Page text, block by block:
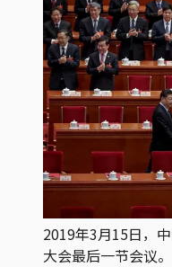
2019年3月15日，
大会最后一节会议。